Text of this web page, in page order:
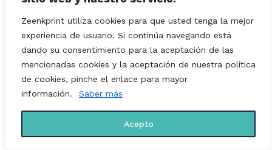
Zeenkprint utiliza cookies para que usted tenga la mejor
experiencia de usuario. Si continúa navegando está
dando su consentimiento para la aceptación de las
mencionadas cookies y la aceptación de nuestra política
de cookies, pinche el enlace para mayor
información.
Saber más
Acepto